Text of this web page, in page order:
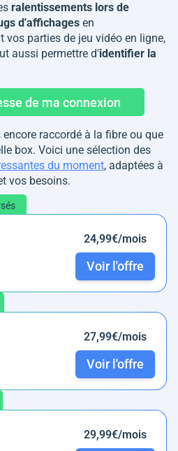
ralentissements lors de
d'affichages en
vos parties de jeu vidéo en ligne,
aussi permettre d'identifier la
de ma connexion
raccordé à la fibre ou que
box. Voici une sélection des
du moment, adaptées à
vos besoins.
24,99€/mois
Voir l'offre
27,99€/mois
Voir l'offre
29,99€/mois